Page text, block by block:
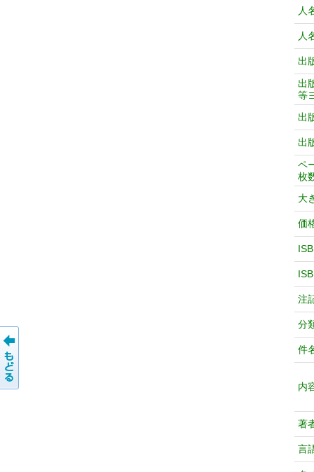
人
人
出
出
等
出
出
ペ
枚
大
価
注
分
件
内
著
言